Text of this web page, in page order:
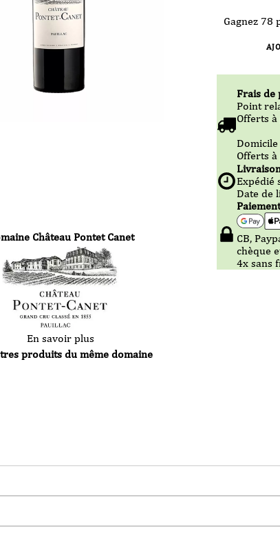
Gagnez 78
Frais de
Point
Offerts
Offerts
Expédié
Date de
CB,
chèque
4x sans
Château Pontet Canet
En savoir plus
produits du même domaine